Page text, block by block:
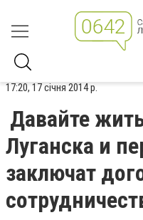
17:20, 17 січня 2014 р.
Давайте
Луганска и
заключат